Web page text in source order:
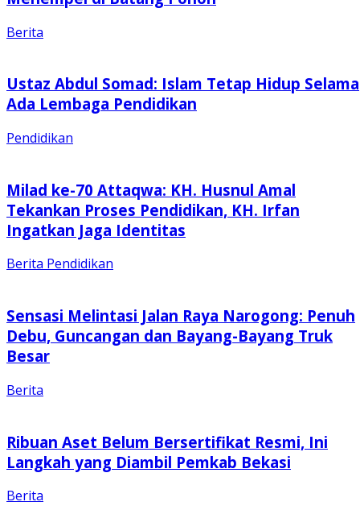
Berita
Ustaz Abdul Somad: Islam Tetap Hidup Selama
Ada Lembaga Pendidikan
Pendidikan
Milad ke-70 Attaqwa: KH. Husnul Amal
Tekankan Proses Pendidikan, KH. Irfan
Ingatkan Jaga Identitas
Berita Pendidikan
Sensasi Melintasi Jalan Raya Narogong: Penuh
Debu, Guncangan dan Bayang-Bayang Truk
Besar
Berita
Ribuan Aset Belum Bersertifikat Resmi, Ini
Langkah yang Diambil Pemkab Bekasi
Berita